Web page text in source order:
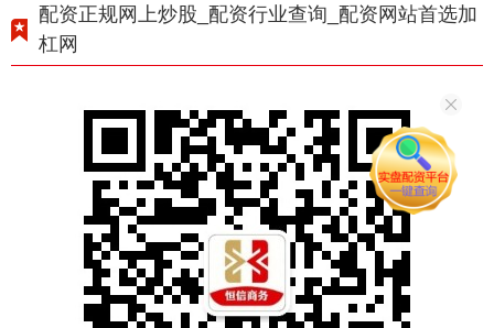
配资正规网上炒股_配资行业查询_配资网站首选加
杠网